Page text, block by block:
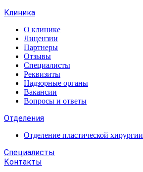
Клиника
О клинике
Лицензии
Партнеры
Отзывы
Специалисты
Реквизиты
Надзорные органы
Вакансии
Вопросы и ответы
Отделения
Отделение пластической хирургии
Специалисты
Контакты